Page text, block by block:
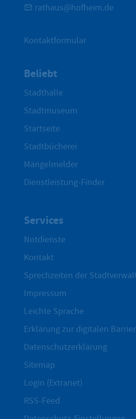
rathaus@hofheim.de
Kontaktformular
Beliebt
Stadthalle
Stadtmuseum
Startseite
Stadtbücherei
Mängelmelder
Dienstleistung-Finder
Services
Notdienste
Kontakt
Sprechzeiten der
Impressum
Leichte Sprache
Erklärung zur digitalen
Datenschutzerklärung
Sitemap
Login (Extranet)
RSS-Feed